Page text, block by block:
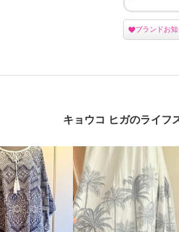
ブランドお
キョウコ ヒガのライフ